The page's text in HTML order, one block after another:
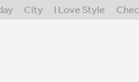
City I Love Style